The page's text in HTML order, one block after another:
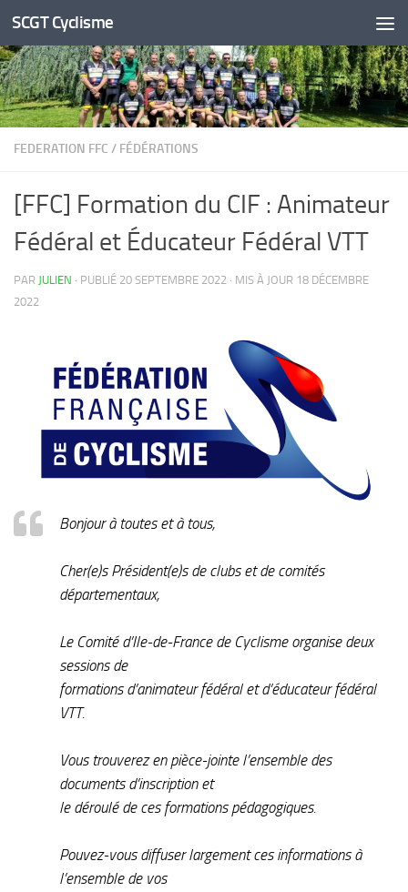
Skip to content
SCGT Cyclisme
FEDERATION FFC / FÉDÉRATIONS
[FFC] Formation du CIF : Animateur
Fédéral et Éducateur Fédéral VTT
PAR JULIEN · PUBLIÉ 20 SEPTEMBRE 2022 · MIS À JOUR 18 DÉCEMBRE
2022
Bonjour à toutes et à tous,
Cher(e)s Président(e)s de clubs et de comités
départementaux,
Le Comité d’Ile-de-France de Cyclisme organise deux
sessions de
formations d’animateur fédéral et d’éducateur fédéral
VTT.
Vous trouverez en pièce-jointe l’ensemble des
documents d’inscription et
le déroulé de ces formations pédagogiques.
Pouvez-vous diffuser largement ces informations à
l’ensemble de vos